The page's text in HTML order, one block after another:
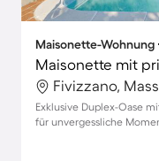
Maisonette-Wohnung
Maisonette mit
Fivizzano,
Exklusive Duplex-Oase
für unvergessliche